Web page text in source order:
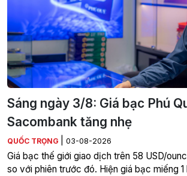
Sáng ngày 3/8: Giá bạc Phú
Sacombank tăng nhẹ
QUỐC TRỌNG 03-08-2026
Giá bạc thế giới giao dịch trên 58 USD/
so với phiên trước đó. Hiện giá bạc miếng